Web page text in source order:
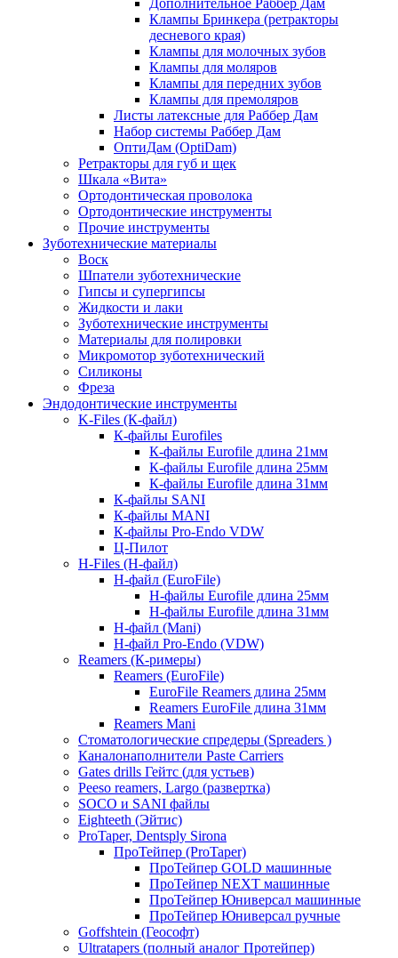
Дополнительное Раббер Дам
Клампы Бринкера (ретракторы
десневого края)
Клампы для молочных зубов
Клампы для моляров
Клампы для передних зубов
Клампы для премоляров
Листы латексные для Раббер Дам
Набор системы Раббер Дам
ОптиДам (OptiDam)
Ретракторы для губ и щек
Шкала «Вита»
Ортодонтическая проволока
Ортодонтические инструменты
Прочие инструменты
Зуботехнические материалы
Воск
Шпатели зуботехнические
Гипсы и супергипсы
Жидкости и лаки
Зуботехнические инструменты
Материалы для полировки
Микромотор зуботехнический
Силиконы
Фреза
Эндодонтические инструменты
K-Files (К-файл)
К-файлы Eurofiles
К-файлы Eurofile длина 21мм
К-файлы Eurofile длина 25мм
К-файлы Eurofile длина 31мм
К-файлы SANI
К-файлы MANI
К-файлы Pro-Endo VDW
Ц-Пилот
H-Files (Н-файл)
Н-файл (EuroFile)
Н-файлы Eurofile длина 25мм
Н-файлы Eurofile длина 31мм
Н-файл (Mani)
Н-файл Pro-Endo (VDW)
Reamers (К-римеры)
Reamers (EuroFile)
EuroFile Reamers длина 25мм
Reamers EuroFile длина 31мм
Reamers Mani
Стоматологические спредеры (Spreaders )
Каналонаполнители Paste Carriers
Gates drills Гейтс (для устьев)
Peeso reamers, Largo (развертка)
SOCO и SANI файлы
Eighteeth (Эйтис)
ProTaper, Dentsply Sirona
ПроТейпер (ProTaper)
ПроТейпер GOLD машинные
ПроТейпер NEXT машинные
ПроТейпер Юниверсал машинные
ПроТейпер Юниверсал ручные
Goffshtein (Геософт)
Ultratapers (полный аналог Протейпер)